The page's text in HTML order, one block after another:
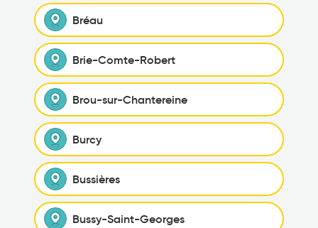
Bréau
Brie-Comte-Robert
Brou-sur-Chantereine
Burcy
Bussières
Bussy-Saint-Georges